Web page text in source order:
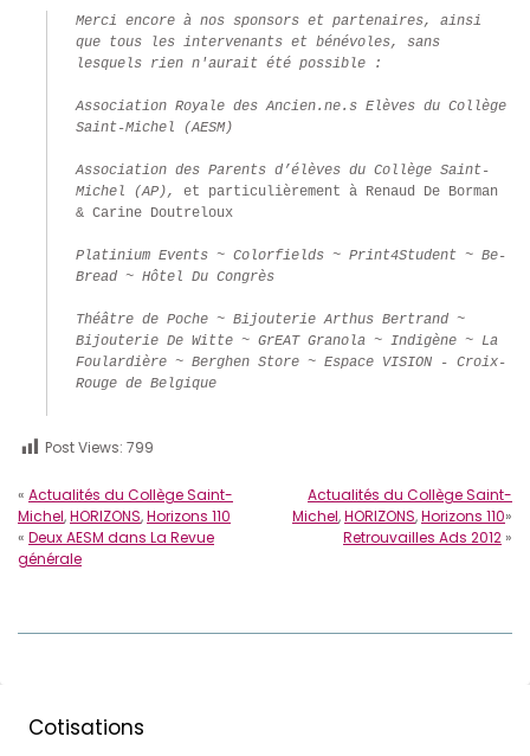
Merci encore à nos sponsors et partenaires, ainsi
que tous les intervenants et bénévoles, sans
lesquels rien n'aurait été possible :
Association Royale des Ancien.ne.s Elèves du Collège
Saint-Michel (AESM)
Association des Parents d’élèves du Collège Saint-
Michel (AP), et particulièrement à Renaud De Borman
& Carine Doutreloux
Platinium Events ~ Colorfields ~ Print4Student ~ Be-
Bread ~ Hôtel Du Congrès
Théâtre de Poche ~ Bijouterie Arthus Bertrand ~
Bijouterie De Witte ~ GrEAT Granola ~ Indigène ~ La
Foulardière ~ Berghen Store ~ Espace VISION - Croix-
Rouge de Belgique
Post Views: 799
« Actualités du Collège Saint-
Michel,HORIZONS,Horizons 110
« Deux AESM dans La Revue
générale
Actualités du Collège Saint-
Michel,HORIZONS,Horizons 110»
Retrouvailles Ads 2012 »
Cotisations